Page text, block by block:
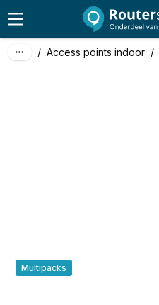
/ Access points indoor /
Multipacks
€ 94,95